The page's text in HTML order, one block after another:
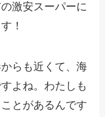
激安スーパーに
！
らも近くて、海
よね。わたしも
とがあるんです